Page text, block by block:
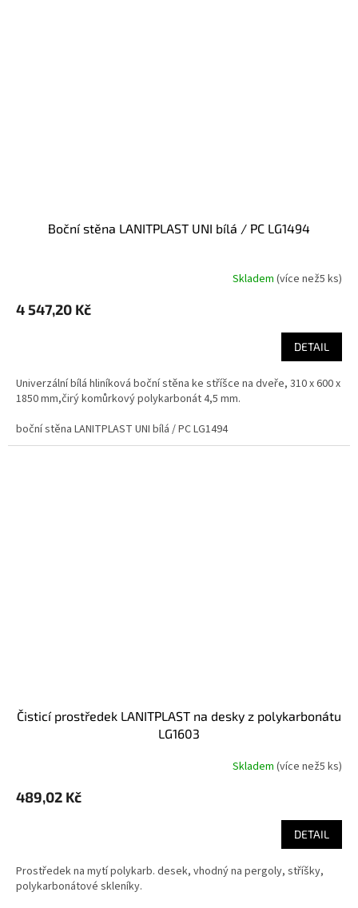
boční stěna LANITPLAST UNI bílá / PC LG1494
Skladem (více než5 ks)
4 547,20 Kč
DETAIL
Univerzální bílá hliníková boční stěna ke stříšce na dveře, 310 x 600 x
1850 mm,čirý komůrkový polykarbonát 4,5 mm.
boční stěna LANITPLAST UNI bílá / PC LG1494
čisticí prostředek LANITPLAST na desky z polykarbonátu
LG1603
Skladem (více než5 ks)
489,02 Kč
DETAIL
Prostředek na mytí polykarb. desek, vhodný na pergoly, stříšky,
polykarbonátové skleníky.